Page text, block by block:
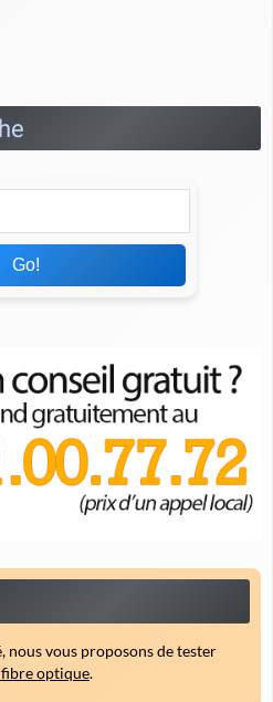
Go!
vous proposons de tester
optique.